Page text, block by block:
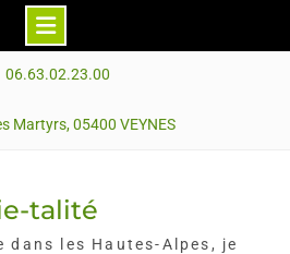
06.63.02.23.00
Martyrs, 05400 VEYNES
talité
dans les Hautes-Alpes, je